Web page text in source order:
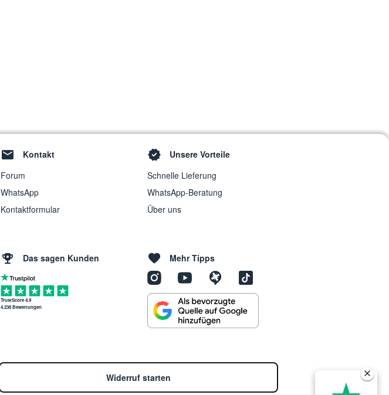
Kontakt
Forum
WhatsApp
Kontaktformular
Unsere Vorteile
Schnelle Lieferung
WhatsApp-Beratung
Über uns
Das sagen Kunden
TrustScore 4.9
4.238 Bewertungen
Mehr Tipps
Widerruf starten